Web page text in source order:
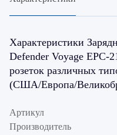
Характеристики
Defender Voyage EPC-
розеток различных
(США/Европа/
Артикул
Производитель